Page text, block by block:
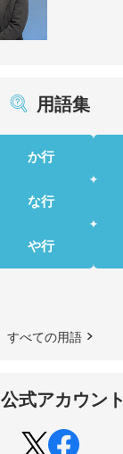
用語集
か行
な行
や行
すべての用語
公式アカウント